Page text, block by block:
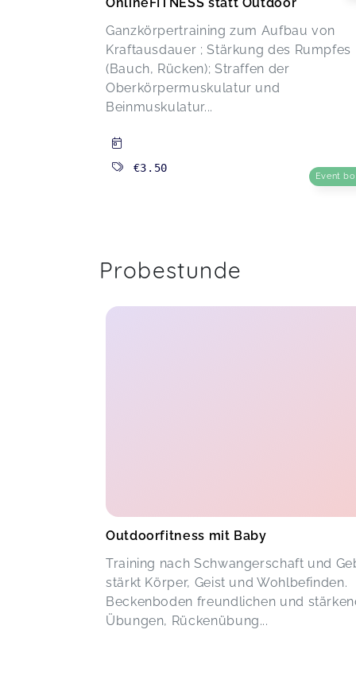
Ganzkörpertraining zum Aufbau von
Kraftausdauer ; Stärkung des Rumpfes
(Bauch, Rücken); Straffen der
Oberkörpermuskulatur und
Beinmuskulatur...
€3.50
Event
Probestunde
Outdoorfitness mit Baby
Training nach Schwangerschaft und
stärkt Körper, Geist und Wohlbefinden.
Beckenboden freundlichen und
Übungen, Rückenübung...